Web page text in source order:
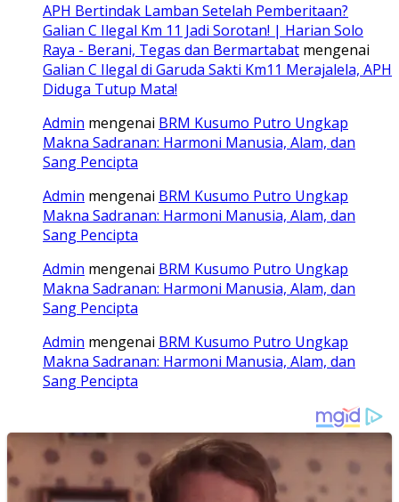
APH Bertindak Lamban Setelah Pemberitaan?
Galian C Ilegal Km 11 Jadi Sorotan! | Harian Solo
Raya - Berani, Tegas dan Bermartabat mengenai
Galian C Ilegal di Garuda Sakti Km11 Merajalela, APH
Diduga Tutup Mata!
Admin mengenai BRM Kusumo Putro Ungkap
Makna Sadranan: Harmoni Manusia, Alam, dan
Sang Pencipta
Admin mengenai BRM Kusumo Putro Ungkap
Makna Sadranan: Harmoni Manusia, Alam, dan
Sang Pencipta
Admin mengenai BRM Kusumo Putro Ungkap
Makna Sadranan: Harmoni Manusia, Alam, dan
Sang Pencipta
Admin mengenai BRM Kusumo Putro Ungkap
Makna Sadranan: Harmoni Manusia, Alam, dan
Sang Pencipta